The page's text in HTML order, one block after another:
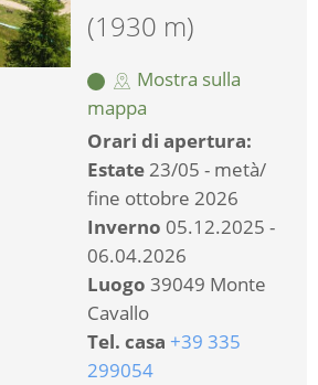
(1930 m)
Mostra sulla
mappa
Orari di apertura:
Estate23/05 - metà/
fine ottobre 2026
Inverno 05.12.2025 -
06.04.2026
Luogo 39049 Monte
Cavallo
Tel. casa +39 335
299054